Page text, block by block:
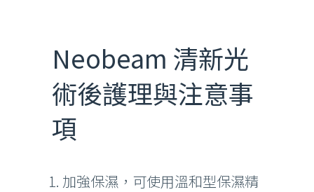
Neobeam 清新光
術後護理與注意事
項
加強保濕，可使用溫和型保濕精